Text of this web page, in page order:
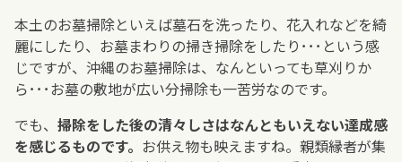
本土のお墓掃除といえば墓石を洗ったり、花入れなどを綺
麗にしたり、お墓まわりの掃き掃除をしたり･･･という感
じですが、沖縄のお墓掃除は、なんといっても草刈りか
ら･･･お墓の敷地が広い分掃除も一苦労なのです。
でも、 掃除をした後の清々しさはなんともいえない達成感
を感じるものです。 お供え物も映えますね。親類縁者が集